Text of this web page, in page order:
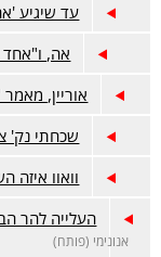
עד שיגיע
אה,
אוריין,
שכחתי נק'
וואוו
העלייה להר
אנונימי (פותח)